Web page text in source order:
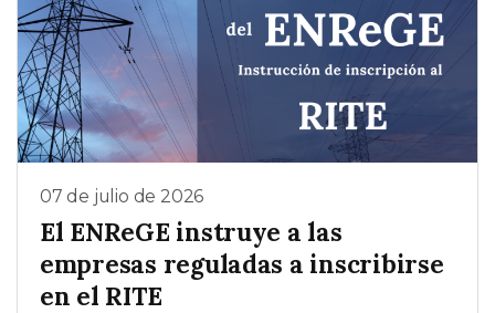
07 de julio de 2026
El ENReGE instruye a las
empresas reguladas a inscribirse
en el RITE